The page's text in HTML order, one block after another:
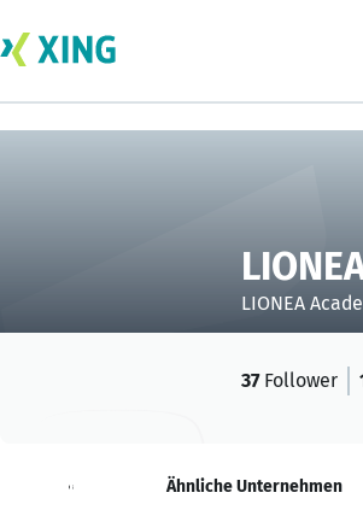
LIONEA
37Follower
Neuigkeiten Ähnliche Unternehmen